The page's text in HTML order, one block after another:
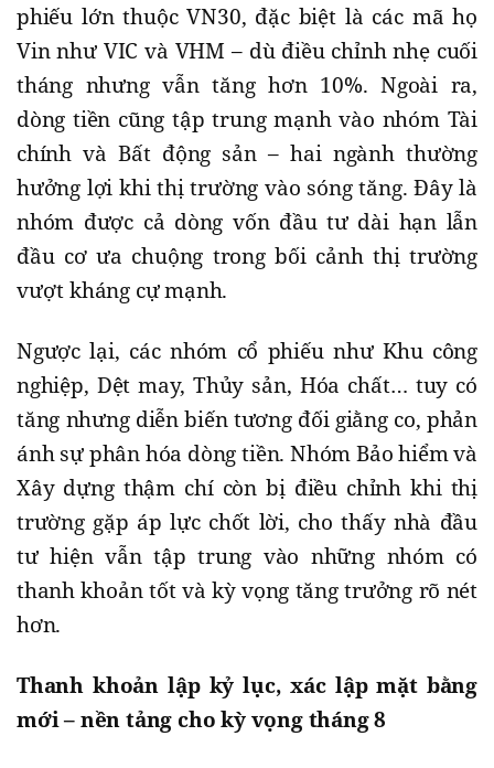
phiếu lớn thuộc VN30, đặc biệt là các mã họ
Vin như VIC và VHM – dù điều chỉnh nhẹ cuối
tháng nhưng vẫn tăng hơn 10%. Ngoài ra,
dòng tiền cũng tập trung mạnh vào nhóm Tài
chính và Bất động sản – hai ngành thường
hưởng lợi khi thị trường vào sóng tăng. Đây là
nhóm được cả dòng vốn đầu tư dài hạn lẫn
đầu cơ ưa chuộng trong bối cảnh thị trường
vượt kháng cự mạnh.
Ngược lại, các nhóm cổ phiếu như Khu công
nghiệp, Dệt may, Thủy sản, Hóa chất… tuy có
tăng nhưng diễn biến tương đối giằng co, phản
ánh sự phân hóa dòng tiền. Nhóm Bảo hiểm và
Xây dựng thậm chí còn bị điều chỉnh khi thị
trường gặp áp lực chốt lời, cho thấy nhà đầu
tư hiện vẫn tập trung vào những nhóm có
thanh khoản tốt và kỳ vọng tăng trưởng rõ nét
hơn.
Thanh khoản lập kỷ lục, xác lập mặt bằng
mới – nền tảng cho kỳ vọng tháng 8